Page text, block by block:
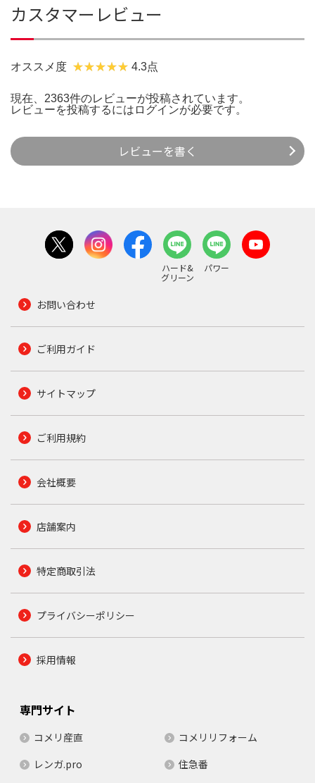
カスタマーレビュー
オススメ度 4.3点
現在、2363件のレビューが投稿されています。
レビューを投稿するには ログインが必要です。
レビューを書く
ハード&
グリーン
パワー
お問い合わせ
ご利用ガイド
サイトマップ
ご利用規約
会社概要
店舗案内
特定商取引法
プライバシーポリシー
採用情報
専門サイト
コメリ産直
コメリリフォーム
レンガ.pro
住急番